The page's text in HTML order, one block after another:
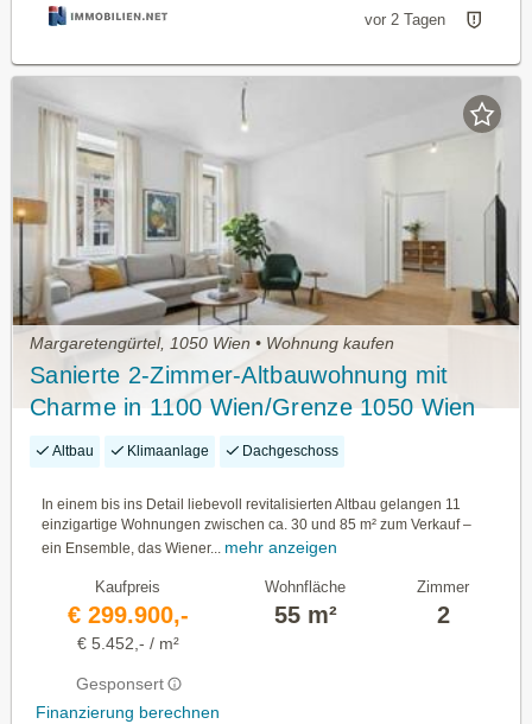
vor 2 Tagen
Margaretengürtel, 1050 Wien • Wohnung kaufen
Sanierte 2-Zimmer-Altbauwohnung mit
Charme in 1100 Wien/Grenze 1050 Wien
Altbau Klimaanlage Dachgeschoss
In einem bis ins Detail liebevoll revitalisierten Altbau gelangen 11
einzigartige Wohnungen zwischen ca. 30 und 85 m² zum Verkauf –
ein Ensemble, das Wiener... mehr anzeigen
Kaufpreis
€ 299.900,-
€ 5.452,- / m²
Gesponsert
Finanzierung berechnen
Wohnfläche
55 m²
Zimmer
2